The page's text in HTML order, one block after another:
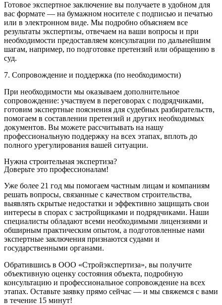
Готовое экспертное заключение вы получаете в удобном для
вас формате — на бумажном носителе с подписью и печатью
или в электронном виде. Мы подробно объясняем все
результаты экспертизы, отвечаем на ваши вопросы и при
необходимости предоставляем консультации по дальнейшим
шагам, например, по подготовке претензий или обращению в
суд.
7. Сопровождение и поддержка (по необходимости)
При необходимости мы оказываем дополнительное
сопровождение: участвуем в переговорах с подрядчиками,
готовим экспертные пояснения для судебных разбирательств,
помогаем в составлении претензий и других необходимых
документов. Вы можете рассчитывать на нашу
профессиональную поддержку на всех этапах, вплоть до
полного урегулирования вашей ситуации.
Нужна строительная экспертиза?
Доверьте это профессионалам!
Уже более 21 год мы помогаем частным лицам и компаниям
решать вопросы, связанные с качеством строительства,
выявлять скрытые недостатки и эффективно защищать свои
интересы в спорах с застройщиками и подрядчиками. Наши
специалисты обладают всеми необходимыми лицензиями и
обширным практическим опытом, а подготовленные нами
экспертные заключения признаются судами и
государственными органами.
Обратившись в ООО «Стройэкспертиза», вы получите
объективную оценку состояния объекта, подробную
консультацию и профессиональное сопровождение на всех
этапах. Оставьте заявку прямо сейчас — и мы свяжемся с вами
в течение 15 минут!